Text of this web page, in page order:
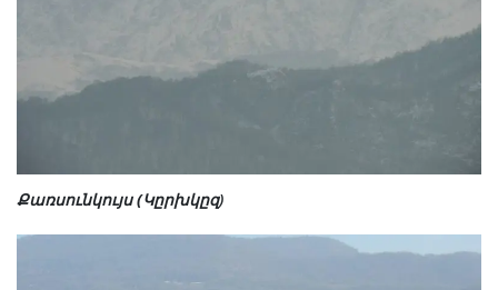
Քառսունկույս (Կըրխկըզ)